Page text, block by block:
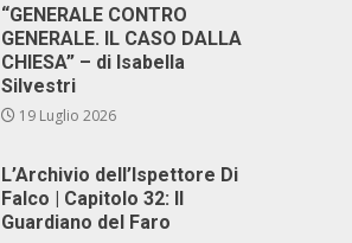
“GENERALE CONTRO
GENERALE. IL CASO DALLA
CHIESA” – di Isabella
Silvestri
19 Luglio 2026
L’Archivio dell’Ispettore Di
Falco | Capitolo 32: Il
Guardiano del Faro